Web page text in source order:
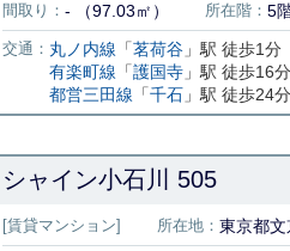
間取り： - （97.03㎡） 所在階： 5
交通： 丸ノ内線 「茗荷谷 」駅 徒歩1分
有楽町線 「護国寺 」駅 徒歩16分
都営三田線 「千石 」駅 徒歩24分
シャイン小石川 505
[賃貸マンション] 所在地： 東京都